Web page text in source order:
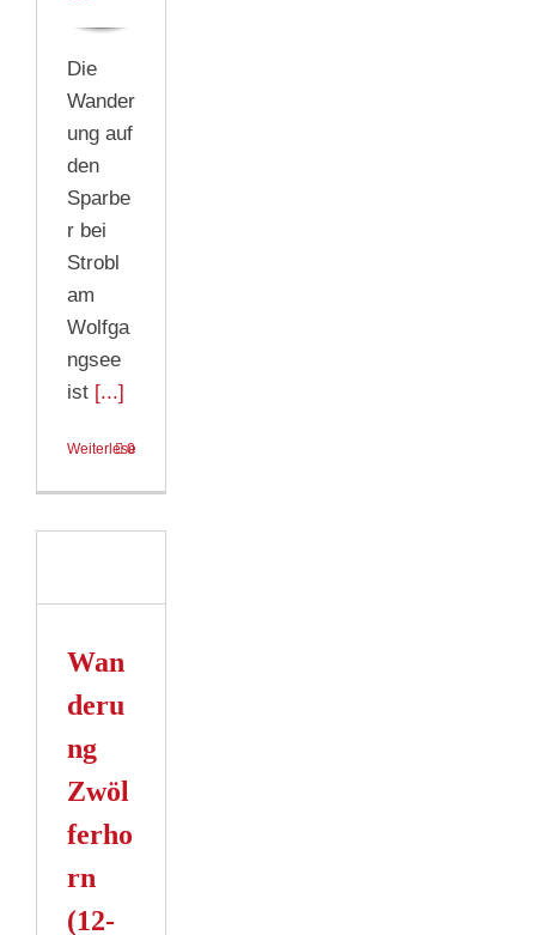
Die
Wander
ung auf
den
Sparbe
r bei
Strobl
am
Wolfga
ngsee
ist [...]
Weiterlesen
0
Wan
deru
ng
Zwöl
ferho
rn
(12-